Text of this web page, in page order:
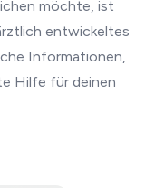
möchte, ist
entwickeltes
Informationen,
Hilfe für deinen